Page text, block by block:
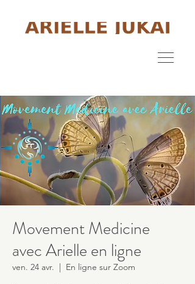
Movement Medicine
avec Arielle en ligne
ven. 24 avr.
  |
En ligne sur Zoom